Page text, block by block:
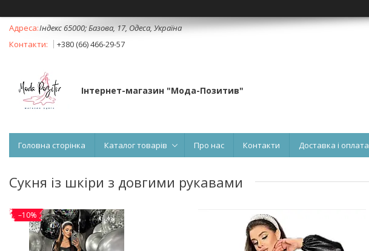
Індекс 65000; Базова, 17, Одеса, Україна
+380 (66) 466-29-57
Інтернет-магазин "Мода-Позитив"
Головна сторінка Каталог товарів Про нас Контакти Доставка і оплата
Сукня із шкіри з довгими рукавами
–10%